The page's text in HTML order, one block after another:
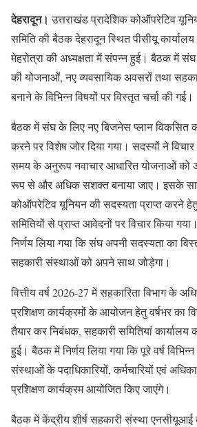
देहरादून। उत्तराखंड प्रादेशिक कोऑपरेटिव
समिति की बैठक देहरादून स्थित पीसीयू
मेहरोत्रा की अध्यक्षता में संपन्न हुई। बैठक में संघ
की योजनाओं, नए व्यवसायिक अवसरों तथा
बनाने के विभिन्न विषयों पर विस्तृत चर्चा की गई।
बैठक में संघ के लिए नए बिजनेस प्लान विकसित
करने पर विशेष जोर दिया गया। सदस्यों ने
समय के अनुरूप नवाचार आधारित योजनाओं को
रूप से और अधिक सशक्त बनाया जाए। इसके
कोऑपरेटिव यूनियन की सदस्यता प्राप्त करने हेतु
समितियों से प्राप्त आवेदनों पर विचार किया
निर्णय लिया गया कि संघ अपनी सदस्यता का
सहकारी संस्थाओं को अपने साथ जोड़ेगा।
वित्तीय वर्ष 2026-27 में सहकारिता विभाग के
प्रशिक्षण कार्यक्रमों के आयोजन हेतु वर्षभर का
तैयार कर निबंधक, सहकारी समितियां कार्यालय
हुई। बैठक में निर्णय लिया गया कि पूरे वर्ष
संस्थाओं के पदाधिकारियों, कर्मचारियों एवं
प्रशिक्षण कार्यक्रम आयोजित किए जाएंगे।
बैठक में केंद्रीय शीर्ष सहकारी संस्था एनसीयूआई